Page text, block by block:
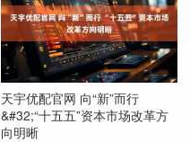
天宇优配官网 向“新”而行
&#32;“十五五”资本市场改革方
向明晰